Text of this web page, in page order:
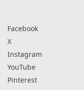
Facebook
X
Instagram
YouTube
Pinterest